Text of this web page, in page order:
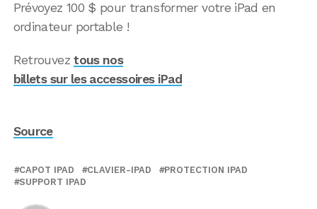
Prévoyez 100 $ pour transformer votre iPad en
ordinateur portable !
Retrouveztous nos
billets sur les accessoires iPad
Source
CAPOT IPAD CLAVIER-IPAD
PROTECTION IPAD
SUPPORT IPAD